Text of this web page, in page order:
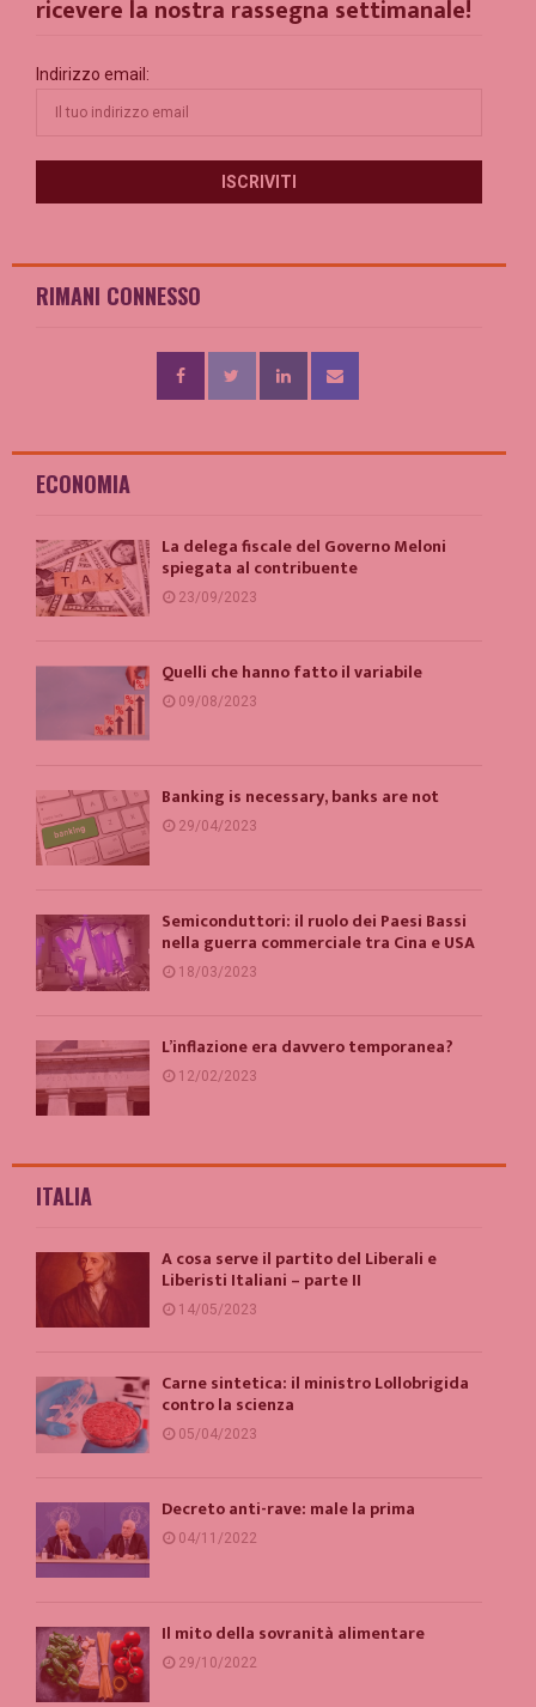
ricevere la nostra rassegna settimanale!
Indirizzo email:
RIMANI CONNESSO
ECONOMIA
La delega fiscale del Governo Meloni
spiegata al contribuente
23/09/2023
Quelli che hanno fatto il variabile
09/08/2023
Banking is necessary, banks are not
29/04/2023
Semiconduttori: il ruolo dei Paesi Bassi
nella guerra commerciale tra Cina e USA
18/03/2023
L’inflazione era davvero temporanea?
12/02/2023
ITALIA
A cosa serve il partito del Liberali e
Liberisti Italiani – parte II
14/05/2023
Carne sintetica: il ministro Lollobrigida
contro la scienza
05/04/2023
Decreto anti-rave: male la prima
04/11/2022
Il mito della sovranità alimentare
29/10/2022